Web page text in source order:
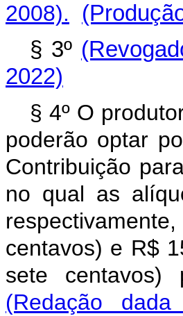
2008).
§ 3º
2022)
§ 4º O
poderão optar
Contribuição
no qual as
centavos) e R$
sete
(Redação